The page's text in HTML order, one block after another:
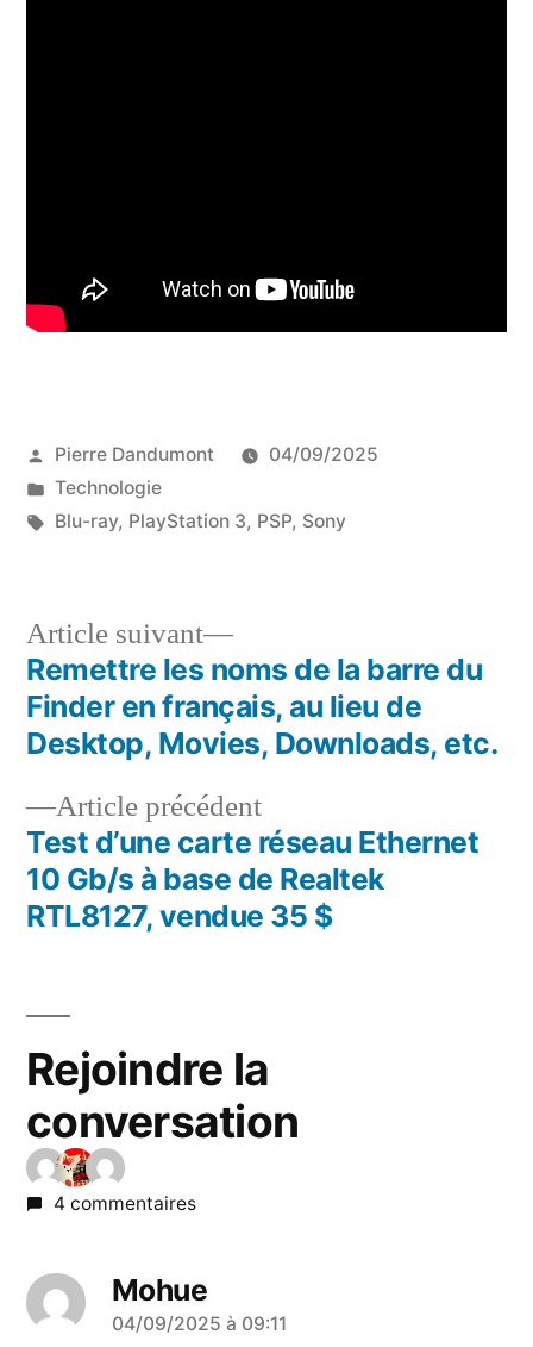
Publié
par
Pierre Dandumont
04/09/2025
Publié
dans
Technologie
Étiquettes :
Blu-ray, PlayStation 3, PSP, Sony
Navigation
de
l’article
Article précédentArticle
précédent :
Test d’une carte réseau Ethernet
10 Gb/s à base de Realtek
RTL8127, vendue 35 $
Article suivant
Article
suivant :
Remettre les noms de la barre du
Finder en français, au lieu de
Desktop, Movies, Downloads, etc.
Rejoindre la
conversation
4 commentaires
Mohue
a
04/09/2025 à 09:11